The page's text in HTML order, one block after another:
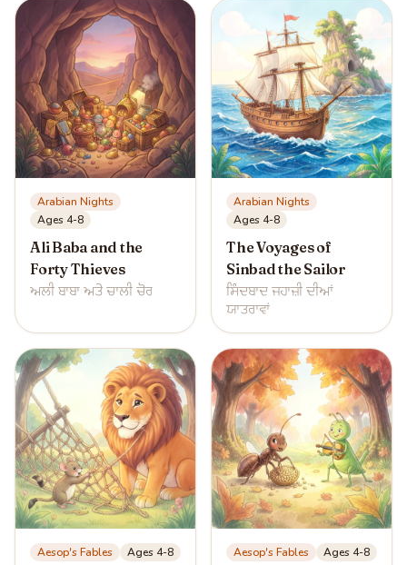
Arabian Nights
Ages 4-8
Ali Baba and the
Forty Thieves
ਅਲੀ ਬਾਬਾ ਅਤੇ ਚਾਲੀ ਚੋਰ
Arabian Nights
Ages 4-8
The Voyages of
Sinbad the Sailor
ਸਿੰਦਬਾਦ ਜਹਾਜ਼ੀ ਦੀਆਂ
ਯਾਤਰਾਵਾਂ
Aesop's Fables Ages 4-8 Aesop's Fables Ages 4-8